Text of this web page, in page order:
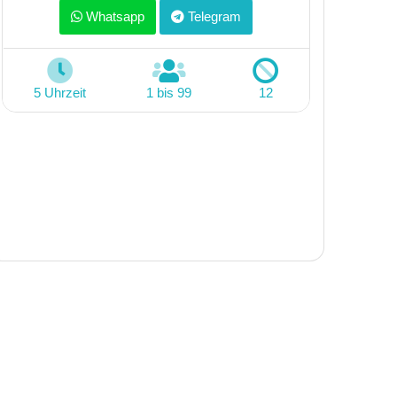
Whatsapp Telegram
5 Uhrzeit 1 bis 99 12